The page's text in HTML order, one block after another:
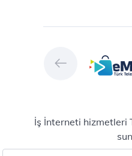
Hizmet
Vizyon &
İş İnterneti hizmetleri